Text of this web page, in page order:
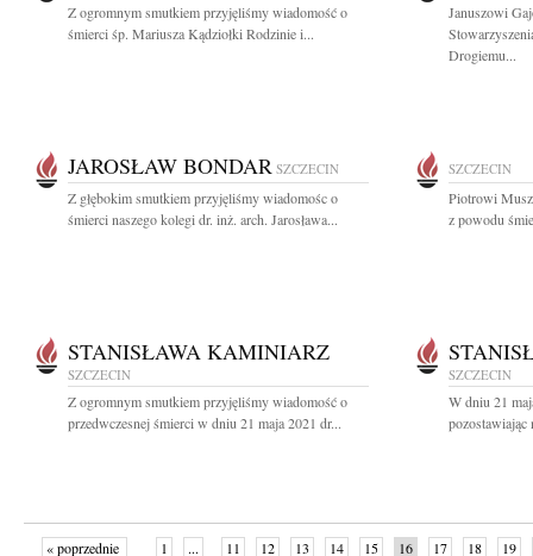
Z ogromnym smutkiem przyjęliśmy wiadomość o
śmierci śp. Mariusza Kądziołki Rodzinie i...
Januszowi
Drogiemu...
JAROSŁAW BONDAR SZCZECIN
Z głębokim smutkiem przyjęliśmy wiadomośc o
śmierci naszego kolegi dr. inż. arch. Jarosława...
SZCZECIN
Piotrowi
z powodu
STANISŁAWA KAMINIARZ
SZCZECIN
Z ogromnym smutkiem przyjęliśmy wiadomość o
przedwczesnej śmierci w dniu 21 maja 2021 dr...
SZCZECIN
W dniu 21
« poprzednie 1 ... 11 12 13 14 15 16 17 18 19